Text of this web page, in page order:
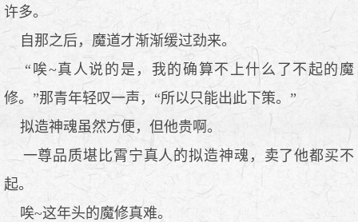
许多。
自那之后，魔道才渐渐缓过劲来。
“唉~真人说的是，我的确算不上什么了不起的魔
修。”那青年轻叹一声，“所以只能出此下策。”
拟造神魂虽然方便，但他贵啊。
一尊品质堪比霄宁真人的拟造神魂，卖了他都买不
起。
唉~这年头的魔修真难。